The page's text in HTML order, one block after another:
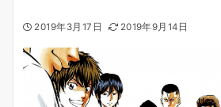
2019年3月17日 2019年9月14日